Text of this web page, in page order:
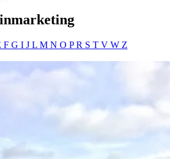
F G I J L M N O PR S T V W Z